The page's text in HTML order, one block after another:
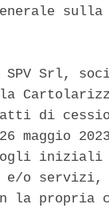
SPV Srl,
di
maggio
o servizi,
la propria